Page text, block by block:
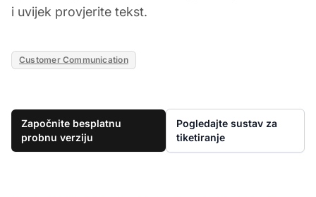
i uvijek provjerite tekst.
Customer Communication
Započnite besplatnu
probnu verziju
Pogledajte sustav za
tiketiranje